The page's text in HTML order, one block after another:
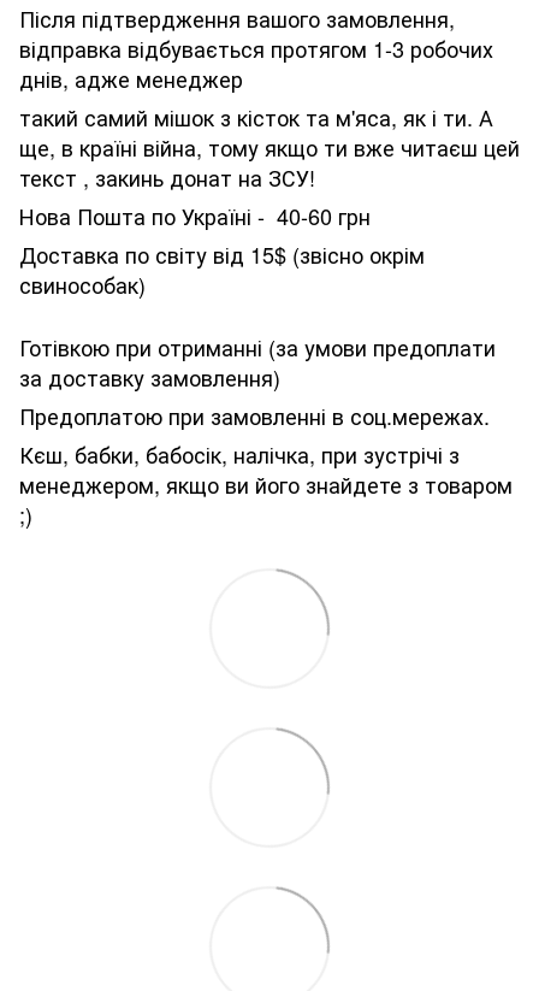
Після підтвердження вашого замовлення,
відправка відбувається протягом 1-3 робочих
днів, адже менеджер
такий самий мішок з кісток та м'яса, як і ти. А
ще, в країні війна, тому якщо ти вже читаєш цей
текст , закинь донат на ЗСУ!
Нова Пошта по Україні - 40-60 грн
Доставка по світу від 15$ (звісно окрім
свинособак)
Готівкою при отриманні (за умови предоплати
за доставку замовлення)
Предоплатою при замовленні в соц.мережах.
Кєш, бабки, бабосік, налічка, при зустрічі з
менеджером, якщо ви його знайдете з товаром
;)